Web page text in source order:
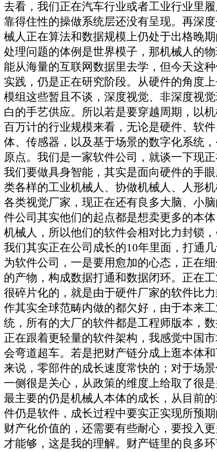
去看，我们正在汽车行业或者工业行业里
靠得住性的操做系统层还没有呈现。再深
械人正在算法和数据规模上仍处于出格晚
处理问题的体例是世界模子，那机械人的
能从海量的互联网数据里去学，但今天这
实践，仍是正在研究阶段。从硬件的角度
模组这些暂且不谈，深度视觉、非深度视
白的手艺供应。所以若是要穿越周期，以
百万计的行业规模来看，无论是硬件、软
体、传感器，以及基于场景的数字化系统
原点。我们是一家软件公司，就谈一下现
我们要做具身智能，其实是面向硬件的手
类各样的工业机械人、协做机械人、人形
各类视觉厂家，现正在还有良多大脑、小
件公司其实他们的起点都是想卖更多的本
机械人，所以他们的软件会相对比力封锁
我们其实正在公司成长的10年里面，打通
为软件公司，一是要用愈加的心态，正在
的产物，构成数据打通和数据闭环。正在
很碎片化的，就是由于硬件厂家的软件比
作其实全球范畴内做的都欠好，由于本来
统，所有的大厂的软件都是工程师版本，
正在跟着更轻量的软件架构，我感觉中国
会弯道超车。若是把财产链分成上逛本体
来说，零部件的成长速度常快的；对于场
一侧很是关心，从政策的维度上给取了很
最主要的仍是机械人本体的成长，从目前
件仍是软件，成长过程中要实正实现所预
财产化价值的，还需要有些耐心，要投入
才能够，这是我的理解。财产链里的良多